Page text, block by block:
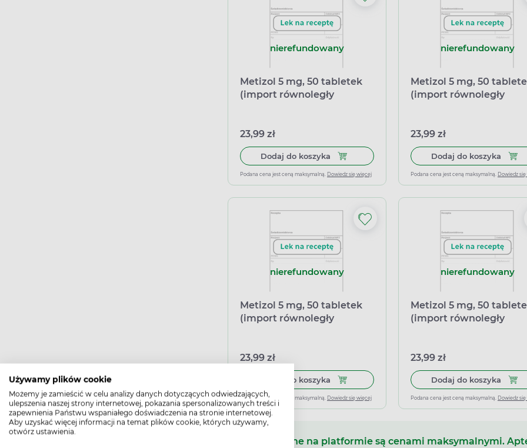
Używamy plików cookie
Możemy je zamieścić w celu analizy danych dotyczących odwiedzających,
ulepszenia naszej strony internetowej, pokazania spersonalizowanych treści i
zapewnienia Państwu wspaniałego doświadczenia na stronie internetowej.
Aby uzyskać więcej informacji na temat plików cookie, których używamy,
otwórz ustawienia.
nierefundowany
Metizol 5 mg, 50 tabletek
(import równoległy
23,99 zł
Dodaj do koszyka Dodaj do koszyka Metizol 5 mg, 50 tabletek
Podana cena jest ceną maksymalną. Dowiedz się więcej
nierefundowany
Metizol 5 mg, 50
(import równoległy
23,99 zł
Dodaj do koszyka
Podana cena jest ceną maksymalną. Dowiedz
nierefundowany
Metizol 5 mg, 50 tabletek
(import równoległy
23,99 zł
Dodaj do koszyka Dodaj do koszyka Metizol 5 mg, 50 tabletek
Podana cena jest ceną maksymalną. Dowiedz się więcej
nierefundowany
Metizol 5 mg, 50
(import równoległy
23,99 zł
Dodaj do koszyka
Podana cena jest ceną maksymalną. Dowiedz
Ceny podane na platformie są cenami maksymalnymi.